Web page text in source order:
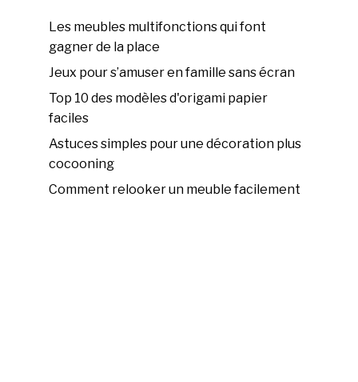
Les meubles multifonctions qui font
gagner de la place
Jeux pour s’amuser en famille sans écran
Top 10 des modèles d'origami papier
faciles
Astuces simples pour une décoration plus
cocooning
Comment relooker un meuble facilement